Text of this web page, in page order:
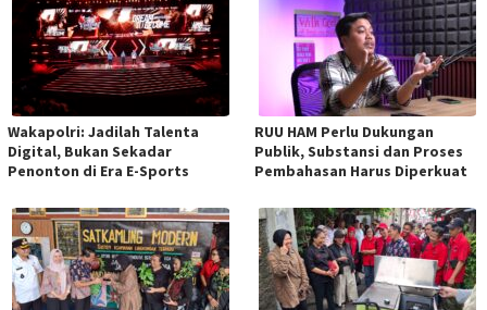
Wakapolri: Jadilah Talenta
Digital, Bukan Sekadar
Penonton di Era E-Sports
RUU HAM Perlu Dukungan
Publik, Substansi dan Proses
Pembahasan Harus Diperkuat